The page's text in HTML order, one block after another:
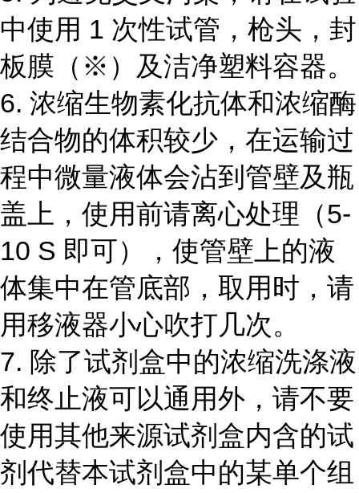
中使用 1 次性试管，枪头，封
板膜（ ※ ）及洁净塑料容器。
6. 浓缩生物素化抗体和浓缩酶
结合物的体积较少，在运输过
程中微量液体会沾到管壁及瓶
盖上，使用前请离心处理（5-
10 S 即可），使管壁上的液
体集中在管底部，取用时，请
用移液器小心吹打几次。
7. 除了试剂盒中的浓缩洗涤液
和终止液可以通用外，请不要
使用其他来源试剂盒内含的试
剂代替本试剂盒中的某单个组